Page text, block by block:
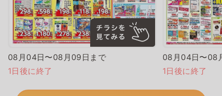
08月04日〜08月09日まで
1日後に終了
08月04日〜08
1日後に終了